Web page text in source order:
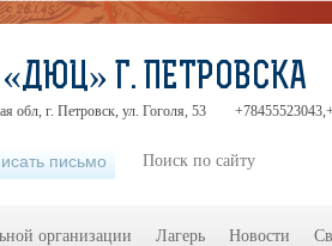
Г. ПЕТРОВСКА
обл, г. Петровск, ул. Гоголя, 53
письмо
организации Лагерь Новости